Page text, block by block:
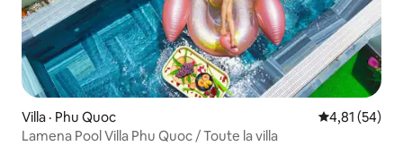
Villa · Phu Quoc Note
4,81 (54)
Lamena Pool Villa Phu Quoc / Toute la villa